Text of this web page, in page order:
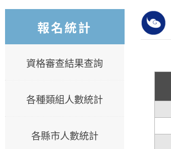
報名統計
資格審查結果查詢
各種類組人數統計
各縣市人數統計